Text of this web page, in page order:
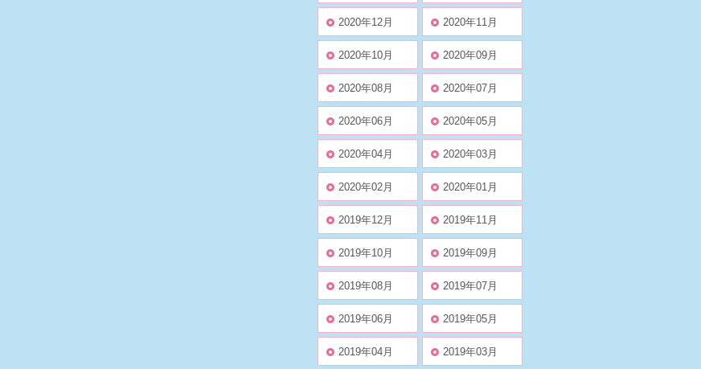
2020年12月 2020年11月
2020年10月 2020年09月
2020年08月 2020年07月
2020年06月 2020年05月
2020年04月 2020年03月
2020年02月 2020年01月
2019年12月 2019年11月
2019年10月 2019年09月
2019年08月 2019年07月
2019年06月 2019年05月
2019年04月 2019年03月